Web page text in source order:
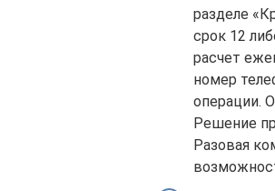
разделе
срок 12
расчет
номер
операции.
Решение
Разовая